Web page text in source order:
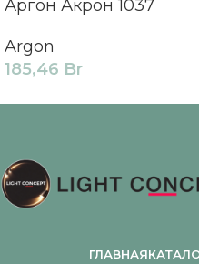
Аргон Акрон 1037
Argon
185,46 Br
ГЛАВНАЯ